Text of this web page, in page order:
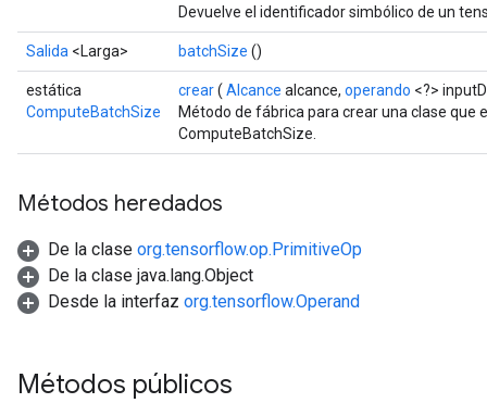
Devuelve el identificador simbólico de un
Salida <Larga> batchSize ()
estática
ComputeBatchSize
crear( Alcance alcance, operando <?>
Método de fábrica para crear una clase que
ComputeBatchSize.
Métodos heredados
De la clase org.tensorflow.op.PrimitiveOp
De la clase java.lang.Object
Desde la interfaz org.tensorflow.Operand
Métodos públicos